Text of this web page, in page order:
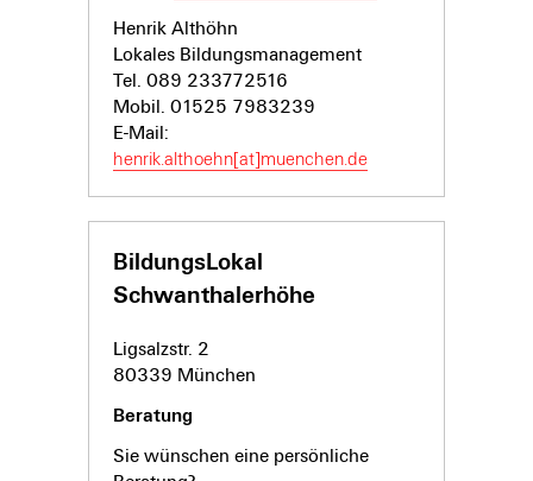
Henrik Althöhn
Lokales Bildungsmanagement
Tel. 089 233772516
Mobil. 01525 7983239
E-Mail:
henrik.althoehn[at]muenchen.de
BildungsLokal
Schwanthalerhöhe
Ligsalzstr. 2
80339 München
Beratung
Sie wünschen eine persönliche